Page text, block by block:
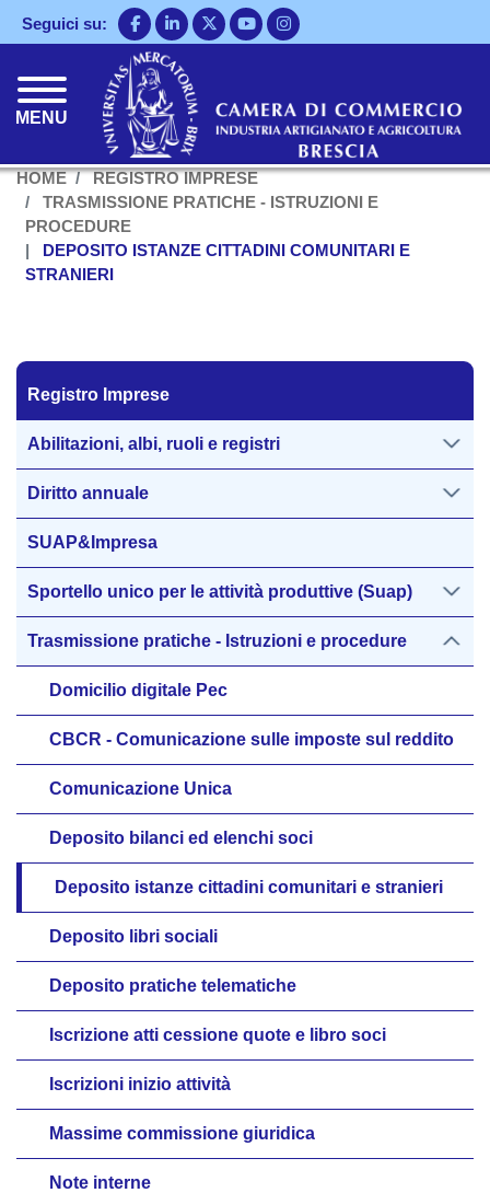
Salta
al
Seguici su:
MENU
HOME
REGISTRO IMPRESE
TRASMISSIONE PRATICHE - ISTRUZIONI E
PROCEDURE
DEPOSITO ISTANZE CITTADINI COMUNITARI E
STRANIERI
Registro Imprese
Registro Imprese
Abilitazioni, albi, ruoli e registri
Diritto annuale
SUAP&Impresa
Sportello unico per le attività produttive (Suap)
Trasmissione pratiche - Istruzioni e procedure
Domicilio digitale Pec
CBCR - Comunicazione sulle imposte sul reddito
Comunicazione Unica
Deposito bilanci ed elenchi soci
Deposito istanze cittadini comunitari e stranieri
Deposito libri sociali
Deposito pratiche telematiche
Iscrizione atti cessione quote e libro soci
Iscrizioni inizio attività
Massime commissione giuridica
Note interne